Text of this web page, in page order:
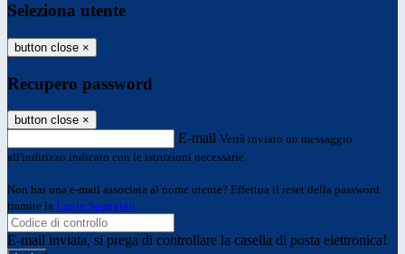
Seleziona utente
button close ×
Recupero password
button close ×
E-mail Verrà inviato un messaggio
all'indirizzo indicato con le istruzioni necessarie.
Non hai una e-mail associata al nome utente? Effettua il reset della password
tramite la Login Spaggiari
E-mail inviata, si prega di controllare la casella di posta elettronica!